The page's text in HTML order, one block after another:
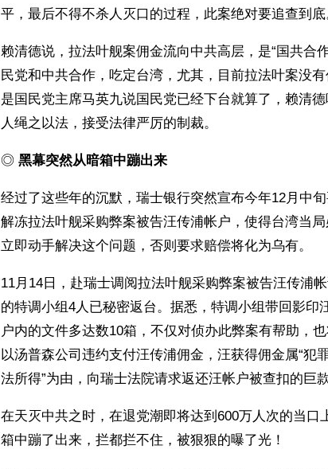
平，最后不得不杀人灭口的过程，此案绝对要追查到底
赖清德说，拉法叶舰案佣金流向中共高层，是“国共合
民党和中共合作，吃定台湾，尤其，目前拉法叶案没
是国民党主席马英九说国民党已经下台就算了，赖清
人绳之以法，接受法律严厉的制裁。
◎ 黑幕突然从暗箱中蹦出来
经过了这些年的沉默，瑞士银行突然宣布今年12月中
解冻拉法叶舰采购弊案被告汪传浦帐户，使得台湾当局
立即动手解决这个问题，否则要求赔偿将化为乌有。
11月14日，赴瑞士调阅拉法叶舰采购弊案被告汪传浦
的特调小组4人已秘密返台。据悉，特调小组带回影印
户内的文件多达数10箱，不仅对侦办此弊案有帮助，
以汤普森公司违约支付汪传浦佣金，汪获得佣金属“犯
法所得”为由，向瑞士法院请求返还汪帐户被查扣的巨
在天灭中共之时，在退党潮即将达到600万人次的当
箱中蹦了出来，拦都拦不住，被狠狠的曝了光！